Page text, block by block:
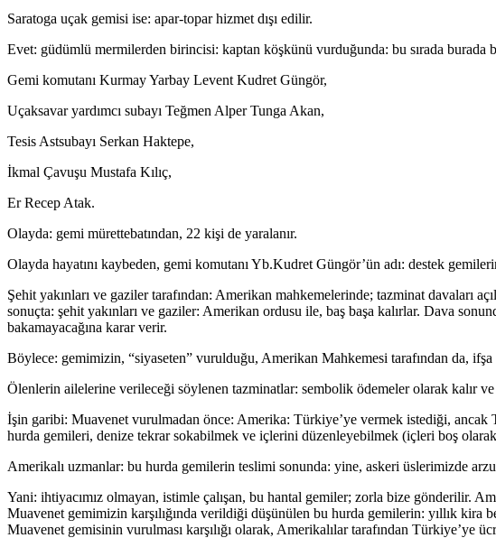
Saratoga uçak gemisi ise: apar-topar hizmet dışı edilir.
Evet: güdümlü mermilerden birincisi: kaptan köşkünü vurduğunda: bu sırada
Gemi komutanı Kurmay Yarbay Levent Kudret Güngör,
Uçaksavar yardımcı subayı Teğmen Alper Tunga Akan,
Tesis Astsubayı Serkan Haktepe,
İkmal Çavuşu Mustafa Kılıç,
Er Recep Atak.
Olayda: gemi mürettebatından, 22 kişi de yaralanır.
Olayda hayatını kaybeden, gemi komutanı Yb.Kudret Güngör’ün adı: destek
Şehit yakınları ve gaziler tarafından: Amerikan mahkemelerinde; tazminat davaları
sonuçta: şehit yakınları ve gaziler: Amerikan ordusu ile, baş başa kalırlar. Dava
bakamayacağına karar verir.
Böylece: gemimizin, “siyaseten” vurulduğu, Amerikan Mahkemesi tarafından da,
Ölenlerin ailelerine verileceği söylenen tazminatlar: sembolik ödemeler olarak kalır
İşin garibi: Muavenet vurulmadan önce: Amerika: Türkiye’ye vermek istediği,
hurda gemileri, denize tekrar sokabilmek ve içlerini düzenleyebilmek (içleri boş
Amerikalı uzmanlar: bu hurda gemilerin teslimi sonunda: yine, askeri üslerimizde
Yani: ihtiyacımız olmayan, istimle çalışan, bu hantal gemiler; zorla bize gönderilir.
Muavenet gemimizin karşılığında verildiği düşünülen bu hurda gemilerin: yıllık kira
Muavenet gemisinin vurulması karşılığı olarak, Amerikalılar tarafından Türkiye’ye